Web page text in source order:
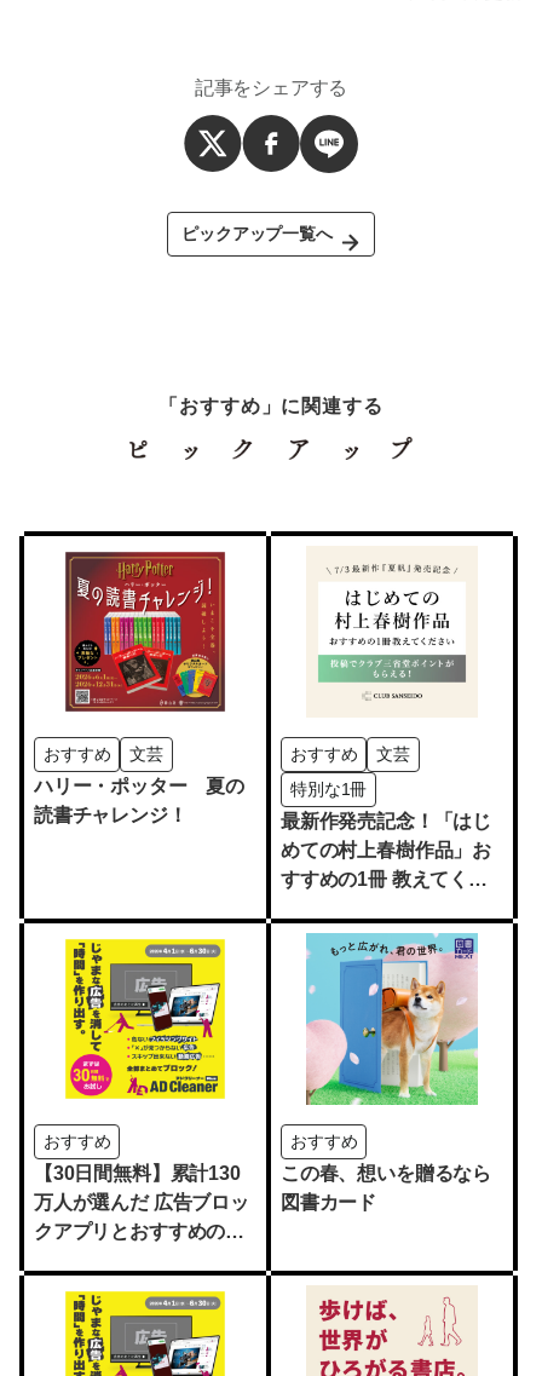
記事をシェアする
ピックアップ一覧へ
「おすすめ」に関連する
おすすめ 文芸
ハリー・ポッター 夏の
読書チャレンジ！
おすすめ
文芸
特別な1冊
最新作発売記念！「はじ
めての村上春樹作品」お
すすめの1冊 教えてくだ
おすすめ
【30日間無料】累計130
万人が選んだ 広告ブロッ
クアプリとおすすめのス
おすすめ
この春、想いを贈るなら
図書カード